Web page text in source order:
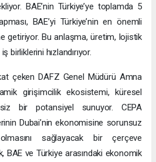
BAE’nin Türkiye’ye toplamda 5
BAE’yi Türkiye’nin en önemli
getiriyor. Bu anlaşma, üretim, lojistik
birliklerini hızlandırıyor.
çeken DAFZ Genel Müdürü Amna
girişimcilik ekosistemi, küresel
bir potansiyel sunuyor. CEPA
Dubai’nin ekonomisine sorunsuz
sağlayacak bir çerçeve
BAE ve Türkiye arasındaki ekonomik